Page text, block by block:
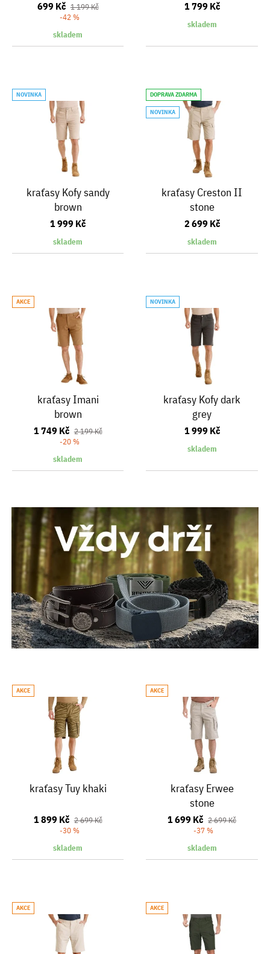
699 Kč 1 199 Kč
-42 %
skladem
1 799 Kč
skladem
NOVINKA
kraťasy Kofy sandy
brown
1 999 Kč
skladem
DOPRAVA ZDARMA
NOVINKA
kraťasy Creston II
stone
2 699 Kč
skladem
AKCE
kraťasy Imani
brown
1 749 Kč 2 199 Kč
-20 %
skladem
NOVINKA
kraťasy Kofy dark
grey
1 999 Kč
skladem
AKCE
kraťasy Tuy khaki
1 899 Kč 2 699 Kč
-30 %
skladem
AKCE
kraťasy Erwee
stone
1 699 Kč 2 699 Kč
-37 %
skladem
AKCE AKCE